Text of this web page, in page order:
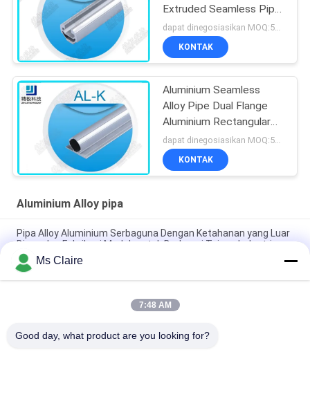
Extruded Seamless Pipe
Anodized AL-C
dapat dinegosiasikan MOQ:500 meter
KONTAK
Aluminium Seamless
Alloy Pipe Dual Flange
Aluminium Rectangular
Tubing 6063-T5
dapat dinegosiasikan MOQ:500 meter
KONTAK
Aluminium Alloy pipa
Pipa Alloy Aluminium Serbaguna Dengan Ketahanan yang Luar
Biasa dan Fabrikasi Mudah untuk Berbagai Tujuan Industri
Pipa Paduan Aluminium Oksidasi Perak - Tabung Struktural
6063-T5 untuk Perakitan Meja Kerja dan Rak Gudang
Pipa Paduan Aluminium Die Cast 28mm OD - Pipa Rangka
Ms Claire
7:48 AM
Good day, what product are you looking for?